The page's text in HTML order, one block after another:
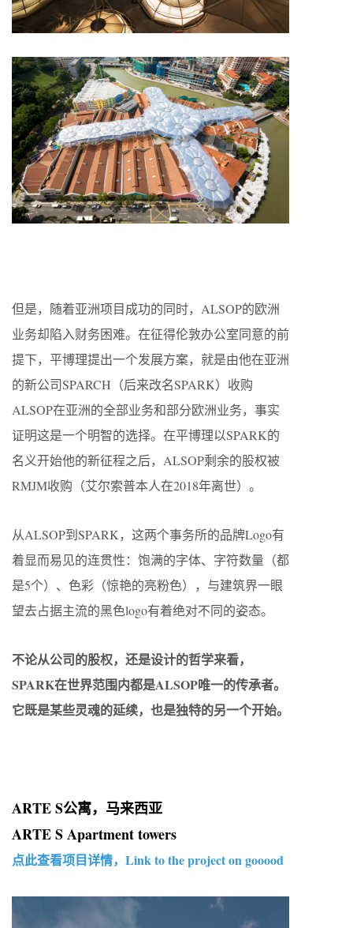
但是，随着亚洲项目成功的同时，ALSOP的欧洲
业务却陷入财务困难。在征得伦敦办公室同意的前
提下，平博理提出一个发展方案，就是由他在亚洲
的新公司SPARCH（后来改名SPARK）收购
ALSOP在亚洲的全部业务和部分欧洲业务，事实
证明这是一个明智的选择。在平博理以SPARK的
名义开始他的新征程之后，ALSOP剩余的股权被
RMJM收购（艾尔索普本人在2018年离世）。
从ALSOP到SPARK，这两个事务所的品牌Logo有
着显而易见的连贯性：饱满的字体、字符数量（都
是5个）、色彩（惊艳的亮粉色），与建筑界一眼
望去占据主流的黑色logo有着绝对不同的姿态。
不论从公司的股权，还是设计的哲学来看，
SPARK在世界范围内都是ALSOP唯一的传承者。
它既是某些灵魂的延续，也是独特的另一个开始。
ARTE S公寓，马来西亚
ARTE S Apartment towers
点此查看项目详情，Link to the project on gooood